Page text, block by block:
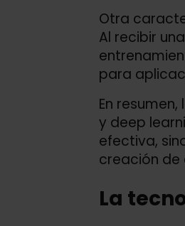
Otra
Al recibir
para
En
y deep
efectiva,
creación de
La